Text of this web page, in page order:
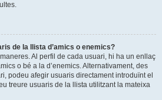
de la llista d’amics o enemics?
Al perfil de cada usuari, hi ha un enllaç
o bé a la d’enemics. Alternativament, des
podeu afegir usuaris directament introduïnt el
treure usuaris de la llista utilitzant la mateixa